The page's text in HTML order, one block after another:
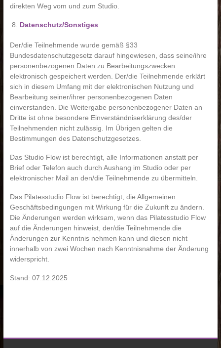
direkten Weg vom und zum Studio.
Datenschutz/Sonstiges
Der/die Teilnehmende wurde gemäß §33
Bundesdatenschutzgesetz darauf hingewiesen, dass seine/ihre
personenbezogenen Daten zu Bearbeitungszwecken
elektronisch gespeichert werden. Der/die Teilnehmende erklärt
sich in diesem Umfang mit der elektronischen Nutzung und
Bearbeitung seiner/ihrer personenbezogenen Daten
einverstanden. Die Weitergabe personenbezogener Daten an
Dritte ist ohne besondere Einverständniserklärung des/der
Teilnehmenden nicht zulässig. Im Übrigen gelten die
Bestimmungen des Datenschutzgesetzes.
Das Studio Flow ist berechtigt, alle Informationen anstatt per
Brief oder Telefon auch durch Aushang im Studio oder per
elektronischer Mail an den/die Teilnehmende zu übermitteln.
Das Pilatesstudio Flow ist berechtigt, die Allgemeinen
Geschäftsbedingungen mit Wirkung für die Zukunft zu ändern.
Die Änderungen werden wirksam, wenn das Pilatesstudio Flow
auf die Änderungen hinweist, der/die Teilnehmende die
Änderungen zur Kenntnis nehmen kann und diesen nicht
innerhalb von zwei Wochen nach Kenntnisnahme der Änderung
widerspricht.
Stand: 07.12.2025